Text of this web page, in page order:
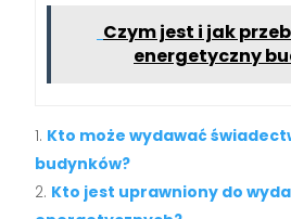
Czym jest i jak
energetyczny
Kto może wydawać
budynków?
Kto jest uprawniony do